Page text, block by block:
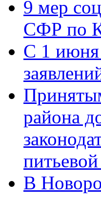
9 мер
СФР по
С 1 июня
района
В